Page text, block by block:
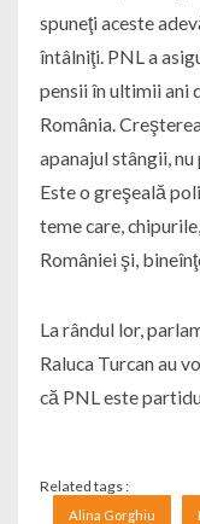
spuneţi aceste
întâlniţi. PNL a
pensii în ultimii ani
România.
apanajul stângii,
Este o greşeală
teme care,
României şi,
La rândul lor,
Raluca Turcan au
că PNL este
Related tags :
Alina Gorghiu